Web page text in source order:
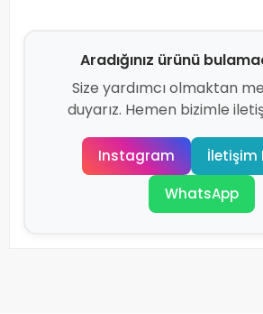
Aradığınız ürünü
Size yardımcı olmaktan
duyarız. Hemen bizimle
Instagram
İletişim
WhatsApp